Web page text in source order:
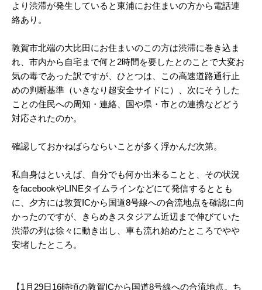
より渋滞が発生していると東浦にお住まいの方から電話連
絡あり。
敦賀市北端の大比田にお住まいのこの方は渋滞に巻き込ま
れ、市内から自宅まで何と2時間を要したとのことで大変お
気の毒であった訳ですが、ひとつは、この高速道路通行止
めの判断基準（いきなり超安全サイドに）、次にそうした
ことの住民への周知・連絡、国や県・市との連携などどう
対応されたのか。
確認しておかねばらならいことが多く浮かんだ次第。
私自身はといえば、自分でも何か出来ることと、その状況
をfacebookやLINEタイムラインなどにて発信するととも
に、夕方には敦賀ICから国道8号線への合流地点を確認に向
かったのですが、きらめきスタジアム近辺まで伸びていた
渋滞の列は徐々に動き出し、車も流れ始めたところでやや
安堵したところ。
【1月29日16時頃の敦賀ICから国道8号線への合流地点。ち